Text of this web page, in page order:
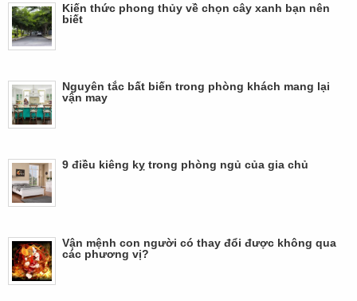
Kiến thức phong thủy về chọn cây xanh bạn nên
biết
Nguyên tắc bất biến trong phòng khách mang lại
vận may
9 điều kiêng kỵ trong phòng ngủ của gia chủ
Vận mệnh con người có thay đổi được không qua
các phương vị?